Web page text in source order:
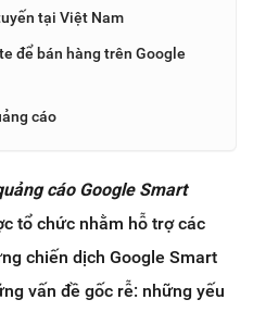
tại Việt Nam
để bán hàng trên Google
cáo
cáo Google Smart
tổ chức nhằm hỗ trợ các
chiến dịch Google Smart
vấn đề gốc rễ: những yếu